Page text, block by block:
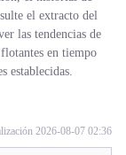
el extracto del
las tendencias de
en tiempo
establecidas.
2026-08-07 02:36